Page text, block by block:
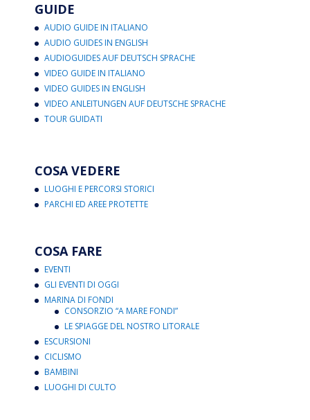
GUIDE
AUDIO GUIDE IN ITALIANO
AUDIO GUIDES IN ENGLISH
AUDIOGUIDES AUF DEUTSCH SPRACHE
VIDEO GUIDE IN ITALIANO
VIDEO GUIDES IN ENGLISH
VIDEO ANLEITUNGEN AUF DEUTSCHE SPRACHE
TOUR GUIDATI
COSA VEDERE
LUOGHI E PERCORSI STORICI
PARCHI ED AREE PROTETTE
COSA FARE
EVENTI
GLI EVENTI DI OGGI
MARINA DI FONDI
CONSORZIO “A MARE FONDI”
LE SPIAGGE DEL NOSTRO LITORALE
ESCURSIONI
CICLISMO
BAMBINI
LUOGHI DI CULTO